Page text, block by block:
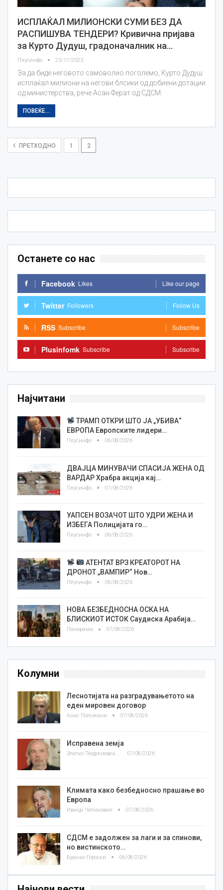
ИСПЛАЌАЛ МИЛИОНСКИ СУМИ БЕЗ ДА
РАСПИШУВА ТЕНДЕРИ? Кривична пријава
за Курто Дудуш, градоначалник на…
Плусинфо 23/11/2023
За да биде неговото самоволио поголемо, Курто Дудуш
исплаќал милиони на негови блсики од добиени дотации
од министерства, рече Асан Ферат од СДСМ.
ПОВЕЌЕ...
ПРЕТХОДНО 1 2
Останете со нас
Facebook Likes Like our page
Twitter Followers Follow Us
RSS Subscribe Subscribe
Plusinfomk Subscribe Subscribe
Најчитани
ТРАМП ОТКРИ ШТО ЈА „УБИВА“
ЕВРОПА Европските лидери…
Плусинфо 06/08/2026
ДВАЈЦА МИНУВАЧИ СПАСИЈА ЖЕНА ОД
ВАРДАР Храбра акција кај…
Плусинфо 07/08/2026
УАПСЕН ВОЗАЧОТ ШТО УДРИ ЖЕНА И
ИЗБЕГА Полицијата го…
Плусинфо 06/08/2026
АТЕНТАТ ВРЗ КРЕАТОРОТ НА
ДРОНОТ „ВАМПИР“ Нов…
Плусинфо 06/08/2026
НОВА БЕЗБЕДНОСНА ОСКА НА
БЛИСКИОТ ИСТОК Саудиска Арабија…
Панорама 07/08/2026
Колумни
Леснотијата на разградувањетото на
еден мировен договор
Азис Положани 07/08/2026
Исправена земја
Златко Теодосиевски 07/08/2026
Климата како безбедносно прашање во
Европа
Ивица Челиковиќ 07/08/2026
СДСМ е задолжен за лаги и за спинови,
но вистинското…
Бранко Героски 06/08/2026